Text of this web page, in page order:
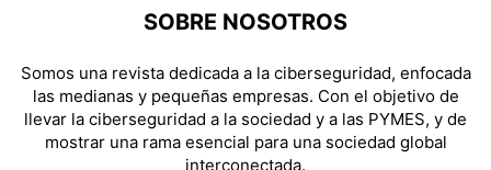
SOBRE NOSOTROS
Somos una revista dedicada a la ciberseguridad, enfocada
las medianas y pequeñas empresas. Con el objetivo de
llevar la ciberseguridad a la sociedad y a las PYMES, y de
mostrar una rama esencial para una sociedad global
interconectada.